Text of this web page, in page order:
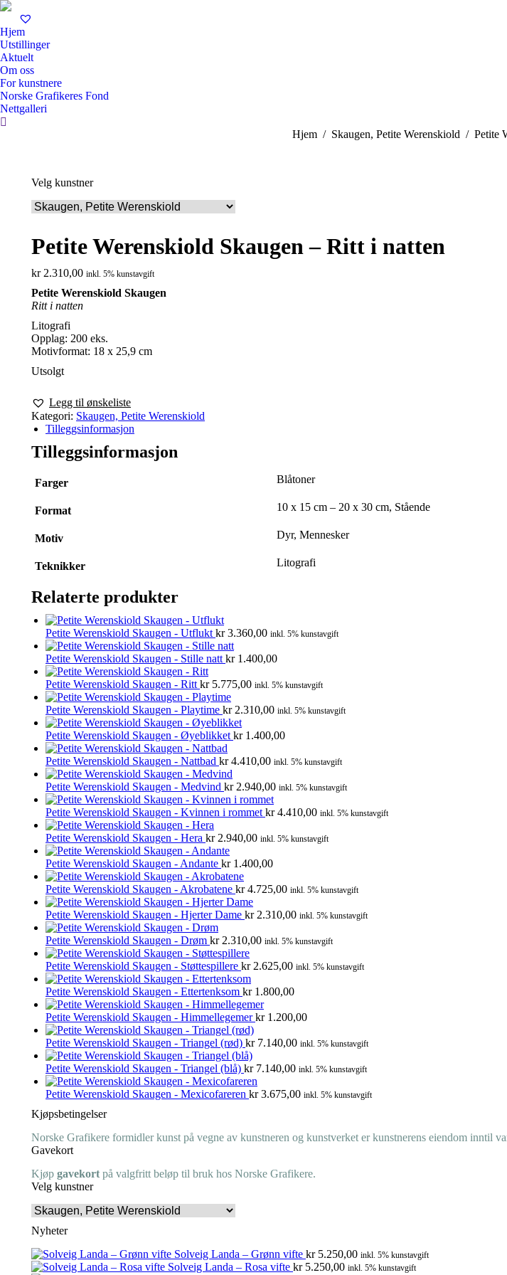
Hjem
Utstillinger
Aktuelt
Om oss
For kunstnere
Norske Grafikeres Fond
Nettgalleri
Search:
You are here:
Hjem Skaugen, Petite Werenskiold Petite
Velg kunstner
Petite Werenskiold Skaugen – Ritt i natten
kr2.310,00 inkl. 5% kunstavgift
Petite Werenskiold Skaugen
Ritt i natten
Litografi
Opplag: 200 eks.
Motivformat: 18 x 25,9 cm
Utsolgt
Legg til ønskeliste
Kategori: Skaugen, Petite Werenskiold
Tilleggsinformasjon
Tilleggsinformasjon
Farger Blåtoner
Format 10 x 15 cm – 20 x 30 cm, Stående
Motiv Dyr, Mennesker
Teknikker Litografi
Relaterte produkter
Petite Werenskiold Skaugen - Utflukt kr3.360,00 inkl. 5% kunstavgift
Petite Werenskiold Skaugen - Stille natt kr1.400,00
Petite Werenskiold Skaugen - Ritt kr5.775,00 inkl. 5% kunstavgift
Petite Werenskiold Skaugen - Playtime kr2.310,00 inkl. 5% kunstavgift
Petite Werenskiold Skaugen - Øyeblikket kr1.400,00
Petite Werenskiold Skaugen - Nattbad kr4.410,00 inkl. 5% kunstavgift
Petite Werenskiold Skaugen - Medvind kr2.940,00 inkl. 5% kunstavgift
Petite Werenskiold Skaugen - Kvinnen i rommet kr4.410,00 inkl. 5% kunstavgift
Petite Werenskiold Skaugen - Hera kr2.940,00 inkl. 5% kunstavgift
Petite Werenskiold Skaugen - Andante kr1.400,00
Petite Werenskiold Skaugen - Akrobatene kr4.725,00 inkl. 5% kunstavgift
Petite Werenskiold Skaugen - Hjerter Dame kr2.310,00 inkl. 5% kunstavgift
Petite Werenskiold Skaugen - Drøm kr2.310,00 inkl. 5% kunstavgift
Petite Werenskiold Skaugen - Støttespillere kr2.625,00 inkl. 5% kunstavgift
Petite Werenskiold Skaugen - Ettertenksom kr1.800,00
Petite Werenskiold Skaugen - Himmellegemerkr1.200,00
Petite Werenskiold Skaugen - Triangel (rød) kr7.140,00 inkl. 5% kunstavgift
Petite Werenskiold Skaugen - Triangel (blå) kr7.140,00 inkl. 5% kunstavgift
Petite Werenskiold Skaugen - Mexicofareren kr3.675,00 inkl. 5% kunstavgift
Kjøpsbetingelser
Norske Grafikere formidler kunst på vegne av kunstneren og kunstverket er kunstnerens eiendom inntil
Gavekort
Kjøp gavekort på valgfritt beløp til bruk hos Norske Grafikere.
Velg kunstner
Nyheter
Solveig Landa – Grønn vifte kr5.250,00 inkl. 5% kunstavgift
Solveig Landa – Rosa vifte kr5.250,00 inkl. 5% kunstavgift